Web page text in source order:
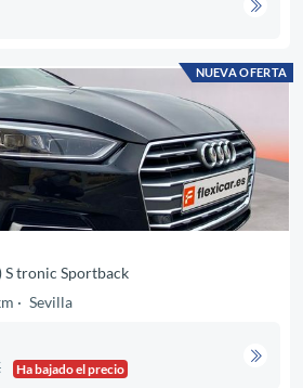
NUEVA OFERTA
S tronic Sportback
Sevilla
Ha bajado el precio